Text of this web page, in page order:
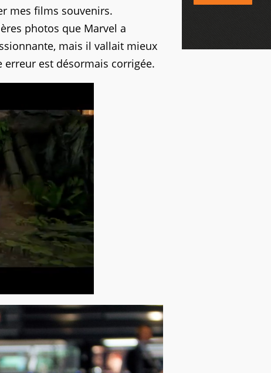
mes films souvenirs.
photos que Marvel a
mais il vallait mieux
erreur est désormais corrigée.